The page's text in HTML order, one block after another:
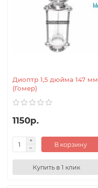
Диоптр 1,5 дюйма 147 мм
(Гомер)
1150р.
В корзину
Купить в 1 клик